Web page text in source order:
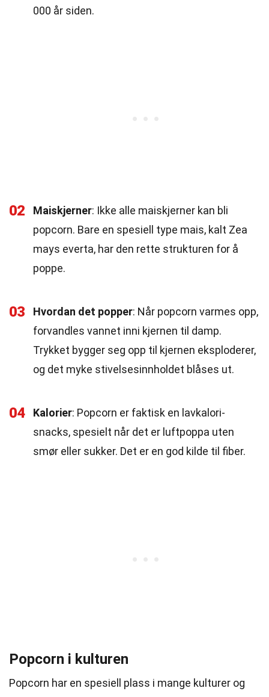
000 år siden.
02 Maiskjerner: Ikke alle maiskjerner kan bli
popcorn. Bare en spesiell type mais, kalt Zea
mays everta, har den rette strukturen for å
poppe.
03 Hvordan det popper: Når popcorn varmes opp,
forvandles vannet inni kjernen til damp.
Trykket bygger seg opp til kjernen eksploderer,
og det myke stivelsesinnholdet blåses ut.
04 Kalorier: Popcorn er faktisk en lavkalori-
snacks, spesielt når det er luftpoppa uten
smør eller sukker. Det er en god kilde til fiber.
Popcorn i kulturen
Popcorn har en spesiell plass i mange kulturer og